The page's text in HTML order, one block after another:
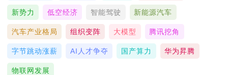
新势力 低空经济 智能驾驶 新能源汽车
汽车产业格局 组织变阵 大模型 腾讯挖角
字节跳动涨薪 AI人才争夺 国产算力 华为昇腾
物联网发展